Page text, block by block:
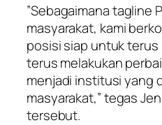
​”Sebagaimana tagline
masyarakat, kami
posisi siap untuk terus
terus melakukan
menjadi institusi yang
masyarakat,” tegas
tersebut.